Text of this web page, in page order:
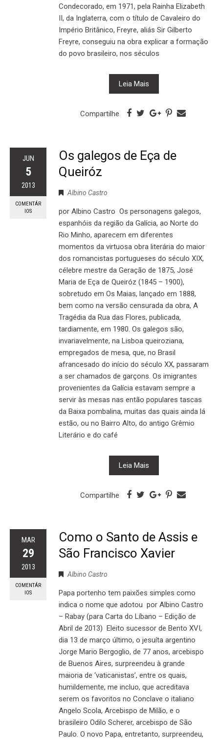
Condecorado, em 1971, pela Rainha Elizabeth
II, da Inglaterra, com o título de Cavaleiro do
Império Britânico, Freyre, aliás Sir Gilberto
Freyre, conseguiu na obra explicar a formação
do povo brasileiro, nos séculos
Leia Mais
Compartilhe
JUN
5
2013
COMENTÁR
IOS
Os galegos de Eça de
Queiróz
Albino Castro
por Albino Castro Os personagens galegos,
espanhóis da região da Galícia, ao Norte do
Rio Minho, aparecem em diferentes
momentos da virtuosa obra literária do maior
dos romancistas portugueses do século XIX,
célebre mestre da Geração de 1875, José
Maria de Eça de Queiróz (1845 – 1900),
sobretudo em Os Maias, lançado em 1888,
bem como na versão censurada da obra, A
Tragédia da Rua das Flores, publicada,
tardiamente, em 1980. Os galegos são,
invariavelmente, na Lisboa queiroziana,
empregados de mesa, que, no Brasil
afrancesado do início do século XX, passaram
a ser chamados de garçons. Os imigrantes
provenientes da Galícia estavam sempre a
servir às mesas nas então populares tascas
da Baixa pombalina, muitas das quais ainda lá
estão, ou no Bairro Alto, do antigo Grêmio
Literário e do café
Leia Mais
Compartilhe
MAR
29
2013
COMENTÁR
IOS
Como o Santo de Assis e
São Francisco Xavier
Albino Castro
Papa portenho tem paixões simples como
indica o nome que adotou por Albino Castro
– Rabay (para Carta do Líbano – Edição de
Abril de 2013) Eleito sucessor de Bento XVI,
dia 13 de março último, o jesuíta argentino
Jorge Mario Bergoglio, de 77 anos, arcebispo
de Buenos Aires, surpreendeu à grande
maioria de ‘vaticanistas’, entre os quais,
humildemente, me incluo, que acreditava
serem os favoritos no Conclave o italiano
Angelo Scola, Arcebispo de Milão, e o
brasileiro Odilo Scherer, arcebispo de São
Paulo. O novo Papa, entretanto, surpreendeu,